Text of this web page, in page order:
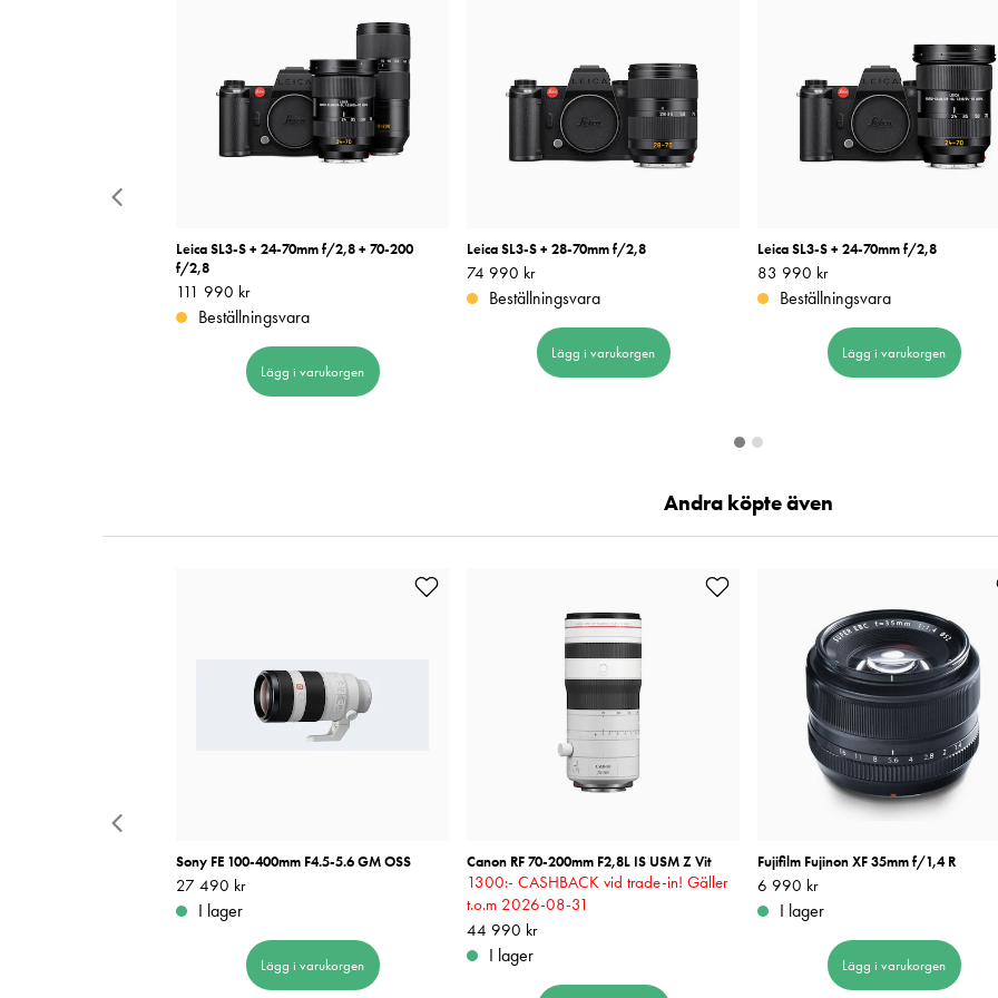
Leica SL3-S + 24-70mm f/2,8 + 70-200
f/2,8
Pris :111 990 kr
111 990 kr
Beställningsvara
Lägg i varukorgen
Leica SL3-S + 28-70mm f/2,8
Pris :74 990 kr
74 990 kr
Beställningsvara
Lägg i varukorgen
Leica SL3-S + 24-70mm f/2,8
Pris :83 990 kr
83 990 kr
Beställningsvara
Lägg i varukorgen
Andra köpte även
Sony FE 100-400mm F4.5-5.6 GM OSS
Pris :27 490 kr
27 490 kr
I lager
Lägg i varukorgen
Canon RF 70-200mm F2,8L IS USM Z Vit
1300:- CASHBACK vid trade-in! Gäller
t.o.m 2026-08-31
Pris :44 990 kr
44 990 kr
I lager
Fujifilm Fujinon XF 35mm f/1,4 R
Pris:6 990 kr
6 990 kr
I lager
Lägg i varukorgen